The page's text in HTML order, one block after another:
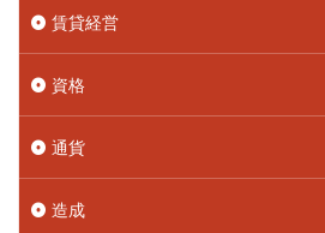
賃貸経営
資格
通貨
造成